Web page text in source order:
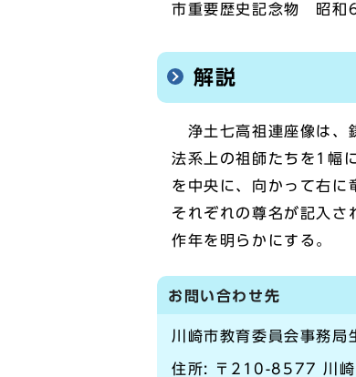
市重要歴史記念物 昭和
解説
浄土七高祖連座像は、
法系上の祖師たちを1幅
を中央に、向かって右に
それぞれの尊名が記入
作年を明らかにする。
お問い合わせ先
川崎市教育委員会事務局
住所: 〒210-8577 川崎